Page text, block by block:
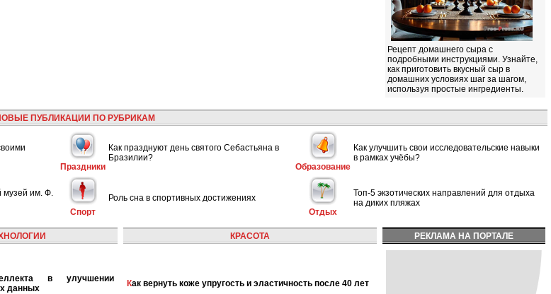
Рецепт домашнего сыра с
подробными инструкциями. Узнайте,
как приготовить вкусный сыр в
домашних условиях шаг за шагом,
используя простые ингредиенты.
ПУБЛИКАЦИИ ПО РУБРИКАМ
Праздники
Как празднуют день святого Себастьяна в
Бразилии?
Образование
Как улучшить свои исследовательские навыки
в рамках учёбы?
музей им. Ф.
Спорт
Роль сна в спортивных достижениях
Отдых
Топ-5 экзотических направлений для отдыха
на диких пляжах
данных
КРАСОТА
Как вернуть коже упругость и эластичность после 40 лет
РЕКЛАМА НА ПОРТАЛЕ